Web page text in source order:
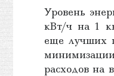
Уровень
кВт/ч на 1
еще лучших
расходов на